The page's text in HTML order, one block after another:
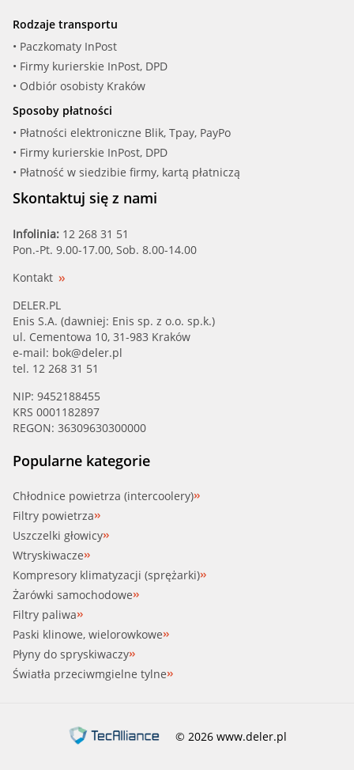
Rodzaje transportu
• Paczkomaty InPost
• Firmy kurierskie InPost, DPD
• Odbiór osobisty Kraków
Sposoby płatności
• Płatności elektroniczne Blik, Tpay, PayPo
• Firmy kurierskie InPost, DPD
• Płatność w siedzibie firmy, kartą płatniczą
Skontaktuj się z nami
Infolinia: 12 268 31 51
Pon.-Pt. 9.00-17.00, Sob. 8.00-14.00
Kontakt
DELER.PL
Enis S.A. (dawniej: Enis sp. z o.o. sp.k.)
ul. Cementowa 10, 31-983 Kraków
e-mail: bok@deler.pl
tel. 12 268 31 51
NIP: 9452188455
KRS 0001182897
REGON: 36309630300000
Popularne kategorie
Chłodnice powietrza (intercoolery)
Filtry powietrza
Uszczelki głowicy
Wtryskiwacze
Kompresory klimatyzacji (sprężarki)
Żarówki samochodowe
Filtry paliwa
Paski klinowe, wielorowkowe
Płyny do spryskiwaczy
Światła przeciwmgielne tylne
© 2026 www.deler.pl